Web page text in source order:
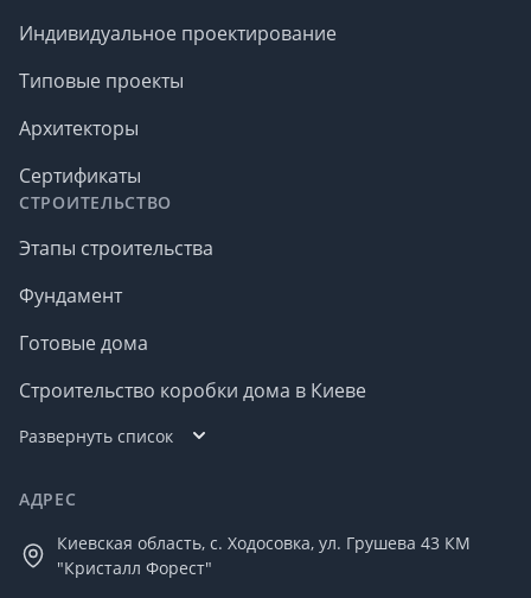
Индивидуальное проектирование
Типовые проекты
Архитекторы
Сертификаты
СТРОИТЕЛЬСТВО
Этапы строительства
Фундамент
Готовые дома
Строительство коробки дома в Киеве
Развернуть список
АДРЕС
Киевская область, с. Ходосовка, ул. Грушева 43 КМ
"Кристалл Форест"